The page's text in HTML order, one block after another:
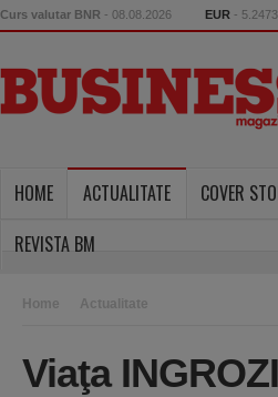
Curs valutar BNR - 08.08.2026 EUR -
HOME ACTUALITATE COVER
REVISTA BM
Home Actualitate
Viaţa